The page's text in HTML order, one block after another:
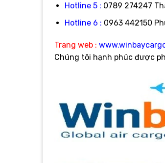
Hotline 5 : 0789 274247
Hotline 6 : 0963 442150
Trang web :
Chúng tôi hạnh phúc được